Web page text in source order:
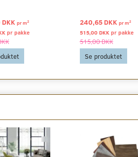
prm2
pr pakke
240,65 DKK prm2
515,00 DKK pr pakke
515,00 DKK
Se produktet